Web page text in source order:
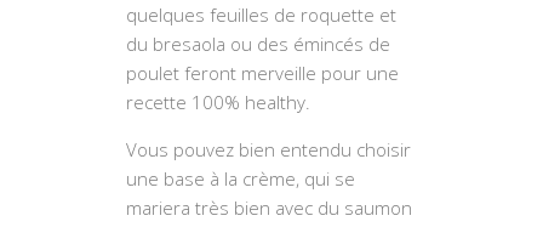
quelques feuilles de roquette et
du bresaola ou des émincés de
poulet feront merveille pour une
recette 100% healthy.
Vous pouvez bien entendu choisir
une base à la crème, qui se
mariera très bien avec du saumon